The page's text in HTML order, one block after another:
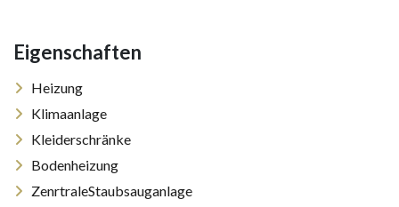
Eigenschaften
Heizung
Klimaanlage
Kleiderschränke
Bodenheizung
ZenrtraleStaubsauganlage